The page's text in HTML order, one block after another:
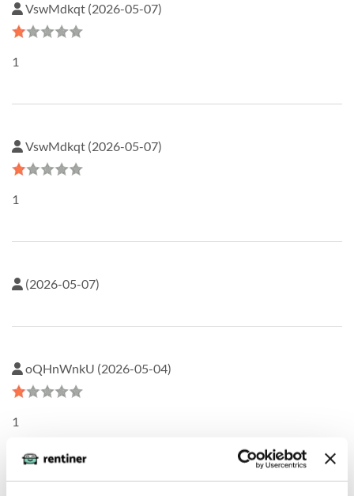
VswMdkqt (2026-05-07)
1
VswMdkqt (2026-05-07)
1
(2026-05-07)
oQHnWnkU (2026-05-04)
1